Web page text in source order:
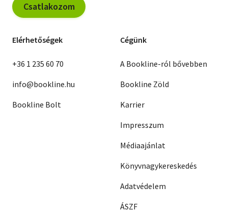
Csatlakozom
Elérhetőségek
+36 1 235 60 70
info@bookline.hu
Bookline Bolt
Cégünk
A Bookline-ról bővebben
Bookline Zöld
Karrier
Impresszum
Médiaajánlat
Könyvnagykereskedés
Adatvédelem
ÁSZF